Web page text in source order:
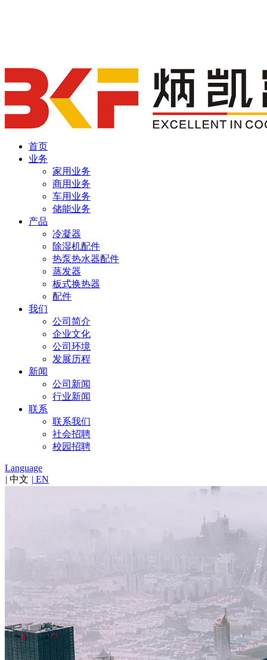
首页
业务
家用业务
商用业务
车用业务
储能业务
产品
冷凝器
除湿机配件
热泵热水器配件
蒸发器
板式换热器
配件
我们
公司简介
企业文化
公司环境
发展历程
新闻
公司新闻
行业新闻
联系
联系我们
社会招聘
校园招聘
Language
| 中文 | EN